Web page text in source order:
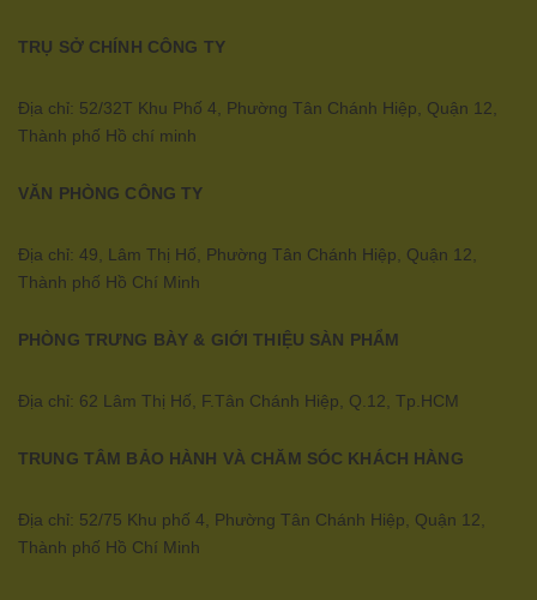
TRỤ SỞ CHÍNH CÔNG TY
Địa chỉ: 52/32T Khu Phố 4, Phường Tân Chánh Hiệp, Quận 12,
Thành phố Hồ chí minh
VĂN PHÒNG CÔNG TY
Địa chỉ: 49, Lâm Thị Hố, Phường Tân Chánh Hiệp, Quận 12,
Thành phố Hồ Chí Minh
PHÒNG TRƯNG BÀY & GIỚI THIỆU SÀN PHẨM
Địa chỉ: 62 Lâm Thị Hố, F.Tân Chánh Hiệp, Q.12, Tp.HCM
TRUNG TÂM BẢO HÀNH VÀ CHĂM SÓC KHÁCH HÀNG
Địa chỉ: 52/75 Khu phố 4, Phường Tân Chánh Hiệp, Quận 12,
Thành phố Hồ Chí Minh